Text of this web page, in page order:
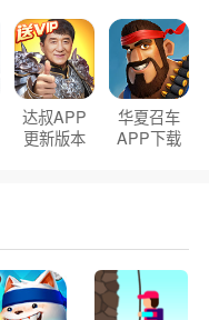
达叔APP
更新版本
华夏召车
APP下载